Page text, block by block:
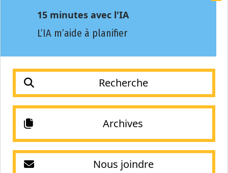
15 minutes avec l'IA
L’IA m’aide à planifier
Recherche
Archives
Nous joindre